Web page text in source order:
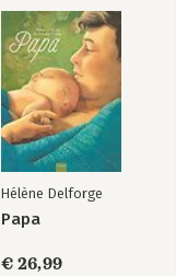
Hélène Delforge
Papa
€ 26,99